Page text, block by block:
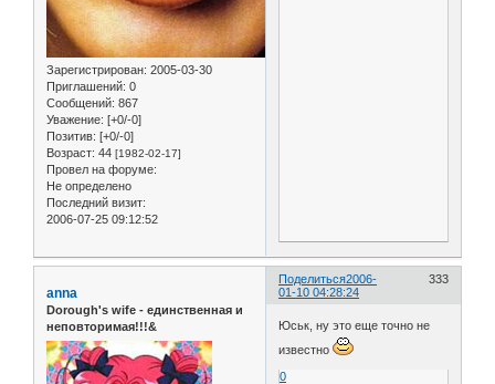
Зарегистрирован: 2005-03-30
Приглашений: 0
Сообщений: 867
Уважение: [+0/-0]
Позитив: [+0/-0]
Возраст: 44 [1982-02-17]
Провел на форуме:
Не определено
Последний визит:
2006-07-25 09:12:52
Поделиться 333
2006-
01-10 04:28:24
anna
Dorough's wife - единственная и
неповторимая!!!&
Юськ, ну это еще точно не
известно
0